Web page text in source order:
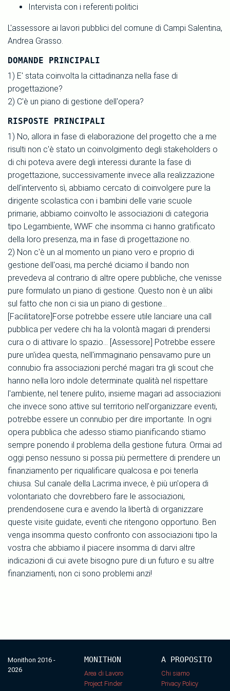
Intervista con i referenti politici
L'assessore ai lavori pubblici del comune di Campi Salentina,
Andrea Grasso.
DOMANDE PRINCIPALI
1) E' stata coinvolta la cittadinanza nella fase di
progettazione?
2) C'è un piano di gestione dell'opera?
RISPOSTE PRINCIPALI
1) No, allora in fase di elaborazione del progetto che a me
risulti non c'è stato un coinvolgimento degli stakeholders o
di chi poteva avere degli interessi durante la fase di
progettazione, successivamente invece alla realizzazione
dell'intervento sì, abbiamo cercato di coinvolgere pure la
dirigente scolastica con i bambini delle varie scuole
primarie, abbiamo coinvolto le associazioni di categoria
tipo Legambiente, WWF che insomma ci hanno gratificato
della loro presenza, ma in fase di progettazione no.
2) Non c'è un al momento un piano vero e proprio di
gestione dell'oasi, ma perché diciamo il bando non
prevedeva al contrario di altre opere pubbliche, che venisse
pure formulato un piano di gestione. Questo non è un alibi
sul fatto che non ci sia un piano di gestione...
[Facilitatore]Forse potrebbe essere utile lanciare una call
pubblica per vedere chi ha la volontà magari di prendersi
cura o di attivare lo spazio... [Assessore] Potrebbe essere
pure un'idea questa, nell'immaginario pensavamo pure un
connubio fra associazioni perché magari tra gli scout che
hanno nella loro indole determinate qualità nel rispettare
l'ambiente, nel tenere pulito, insieme magari ad associazioni
che invece sono attive sul territorio nell'organizzare eventi,
potrebbe essere un connubio per dire importante. In ogni
opera pubblica che adesso stiamo pianificando stiamo
sempre ponendo il problema della gestione futura. Ormai ad
oggi penso nessuno si possa più permettere di prendere un
finanziamento per riqualificare qualcosa e poi tenerla
chiusa. Sul canale della Lacrima invece, è più un'opera di
volontariato che dovrebbero fare le associazioni,
prendendosene cura e avendo la libertà di organizzare
queste visite guidate, eventi che ritengono opportuno. Ben
venga insomma questo confronto con associazioni tipo la
vostra che abbiamo il piacere insomma di darvi altre
indicazioni di cui avete bisogno pure di un futuro e su altre
finanziamenti, non ci sono problemi anzi!
Monithon 2016 -
2026
MONITHON
Area di Lavoro
Project Finder
A PROPOSITO
Chi siamo
Privacy Policy